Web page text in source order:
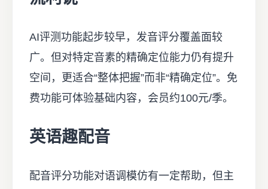
AI评测功能起步较早，发音评分覆盖面较
广。但对特定音素的精确定位能力仍有提升
空间，更适合“整体把握”而非“精确定位”。免
费功能可体验基础内容，会员约100元/季。
英语趣配音
配音评分功能对语调模仿有一定帮助，但主